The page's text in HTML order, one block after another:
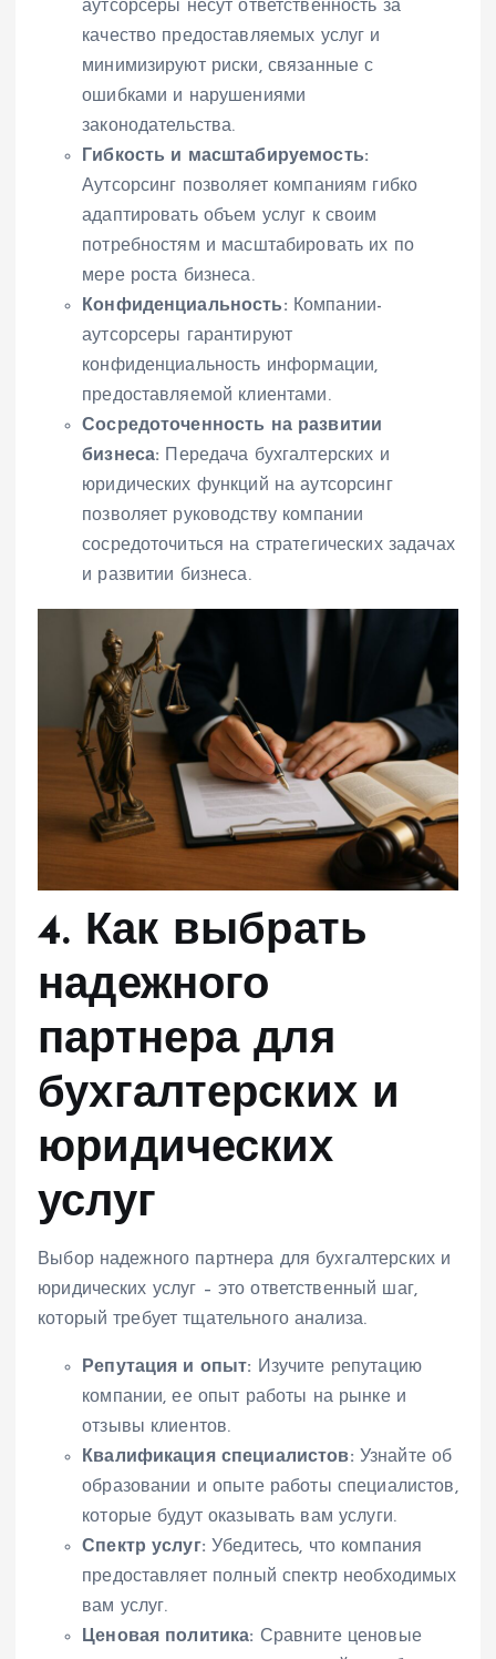
аутсорсеры несут ответственность за
качество предоставляемых услуг и
минимизируют риски, связанные с
ошибками и нарушениями
законодательства.
Гибкость и масштабируемость:
Аутсорсинг позволяет компаниям гибко
адаптировать объем услуг к своим
потребностям и масштабировать их по
мере роста бизнеса.
Конфиденциальность: Компании-
аутсорсеры гарантируют
конфиденциальность информации,
предоставляемой клиентами.
Сосредоточенность на развитии
бизнеса: Передача бухгалтерских и
юридических функций на аутсорсинг
позволяет руководству компании
сосредоточиться на стратегических задачах
и развитии бизнеса.
4. Как выбрать
надежного
партнера для
бухгалтерских и
юридических
услуг
Выбор надежного партнера для бухгалтерских и
юридических услуг – это ответственный шаг,
который требует тщательного анализа.
Репутация и опыт: Изучите репутацию
компании, ее опыт работы на рынке и
отзывы клиентов.
Квалификация специалистов: Узнайте об
образовании и опыте работы специалистов,
которые будут оказывать вам услуги.
Спектр услуг: Убедитесь, что компания
предоставляет полный спектр необходимых
вам услуг.
Ценовая политика: Сравните ценовые